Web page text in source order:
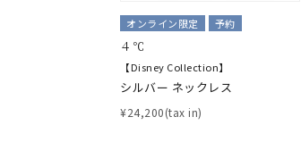
人気検索キーワード
オンライン限定 予約
４℃
【Disney Collection】
シルバー ネックレス
¥24,200(tax in)